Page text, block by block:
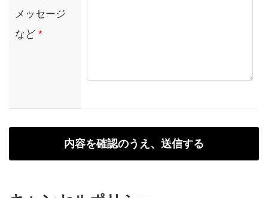
メッセージ
など *